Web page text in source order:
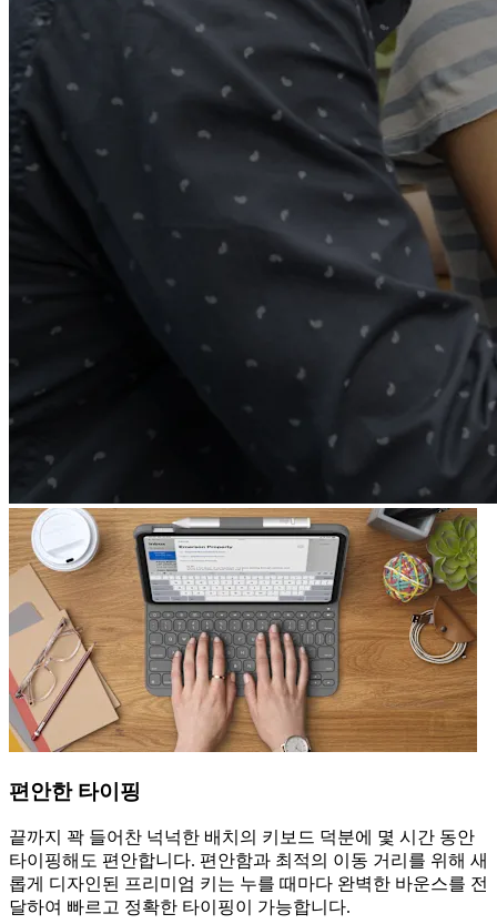
편안한 타이핑
끝까지 꽉 들어찬 넉넉한 배치의 키보드 덕분에 몇 시간 동안
타이핑해도 편안합니다. 편안함과 최적의 이동 거리를 위해 새
롭게 디자인된 프리미엄 키는 누를 때마다 완벽한 바운스를 전
달하여 빠르고 정확한 타이핑이 가능합니다.